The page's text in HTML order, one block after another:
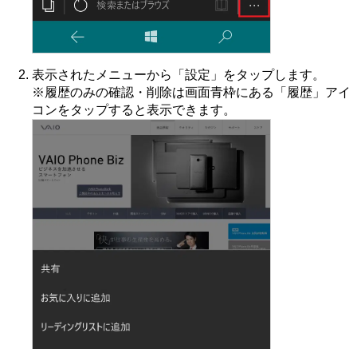
表示されたメニューから「設定」をタップします。
※履歴のみの確認・削除は画面青枠にある「履歴」アイ
コンをタップすると表示できます。